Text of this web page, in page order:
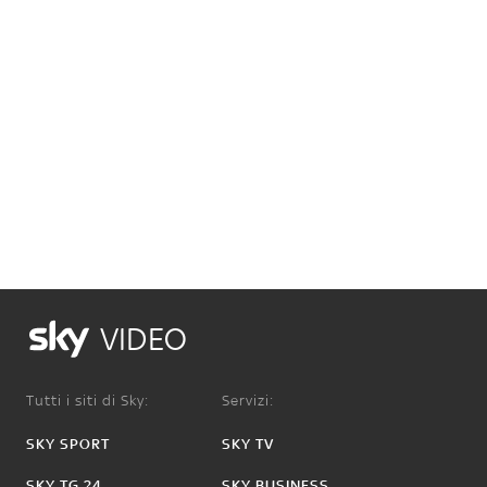
VIDEO
Tutti i siti di Sky:
SKY SPORT
Servizi:
SKY TV